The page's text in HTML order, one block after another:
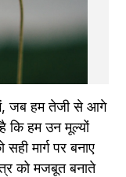
जब हम तेजी से आगे
कि हम उन मूल्यों
मार्ग पर बनाए
को मजबूत बनाते